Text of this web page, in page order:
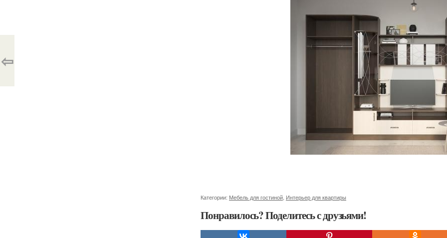
Категории: Мебель для гостиной Интерьер для квартиры
Понравилось? Поделитесь с друзьями!
⇦